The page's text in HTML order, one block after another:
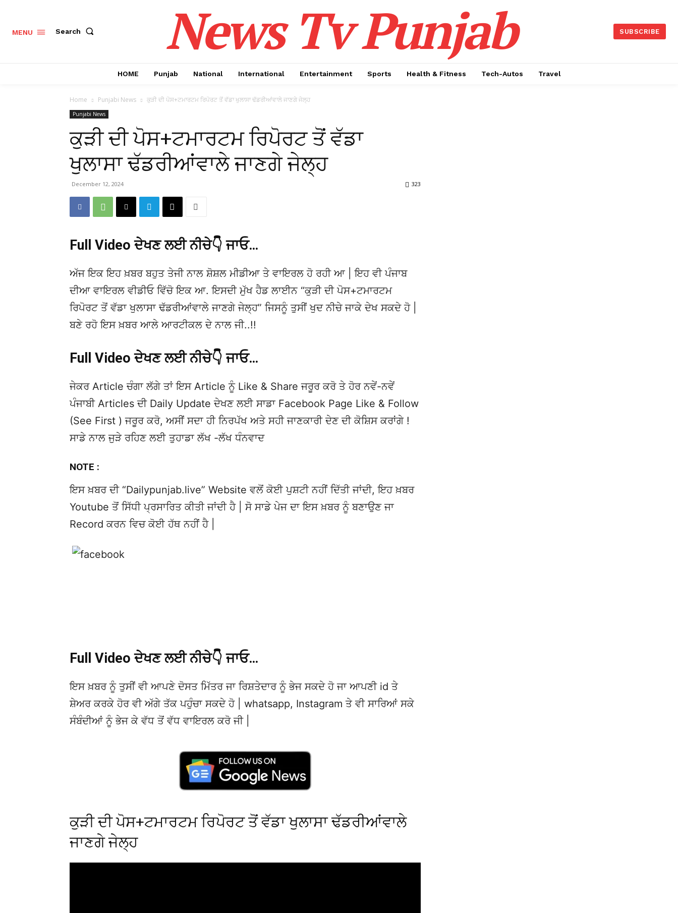
MENU Search News Tv Punjab SUBSCRIBE
HOME Punjab National International Entertainment Sports Health & Fitness Tech-Autos Travel
Home Punjabi News ਕੁੜੀ ਦੀ ਪੋਸ+ਟਮਾਰਟਮ ਰਿਪੋਰਟ ਤੋਂ ਵੱਡਾ ਖੁਲਾਸਾ ਢੱਡਰੀਆਂਵਾਲੇ ਜਾਣਗੇ ਜੇਲ੍ਹ
Punjabi News
ਕੁੜੀ ਦੀ ਪੋਸ+ਟਮਾਰਟਮ ਰਿਪੋਰਟ ਤੋਂ ਵੱਡਾ
ਖੁਲਾਸਾ ਢੱਡਰੀਆਂਵਾਲੇ ਜਾਣਗੇ ਜੇਲ੍ਹ
December 12, 2024 323
Full Video ਦੇਖਣ ਲਈ ਨੀਚੇ👇 ਜਾਓ…
ਅੱਜ ਇਕ ਇਹ ਖ਼ਬਰ ਬਹੁਤ ਤੇਜੀ ਨਾਲ ਸ਼ੋਸ਼ਲ ਮੀਡੀਆ ਤੇ ਵਾਇਰਲ ਹੋ ਰਹੀ ਆ | ਇਹ ਵੀ ਪੰਜਾਬ
ਦੀਆ ਵਾਇਰਲ ਵੀਡੀਓ ਵਿੱਚੋ ਇਕ ਆ. ਇਸਦੀ ਮੁੱਖ ਹੈਡ ਲਾਈਨ “ਕੁੜੀ ਦੀ ਪੋਸ+ਟਮਾਰਟਮ
ਰਿਪੋਰਟ ਤੋਂ ਵੱਡਾ ਖੁਲਾਸਾ ਢੱਡਰੀਆਂਵਾਲੇ ਜਾਣਗੇ ਜੇਲ੍ਹ” ਜਿਸਨੂੰ ਤੁਸੀਂ ਖੁਦ ਨੀਚੇ ਜਾਕੇ ਦੇਖ ਸਕਦੇ ਹੋ |
ਬਣੇ ਰਹੋ ਇਸ ਖ਼ਬਰ ਆਲੇ ਆਰਟੀਕਲ ਦੇ ਨਾਲ ਜੀ..!!
Full Video ਦੇਖਣ ਲਈ ਨੀਚੇ👇 ਜਾਓ…
ਜੇਕਰ Article ਚੰਗਾ ਲੱਗੇ ਤਾਂ ਇਸ Article ਨੂੰ Like & Share ਜਰੂਰ ਕਰੋ ਤੇ ਹੋਰ ਨਵੇਂ-ਨਵੇਂ
ਪੰਜਾਬੀ Articles ਦੀ Daily Update ਦੇਖਣ ਲਈ ਸਾਡਾ Facebook Page Like & Follow
(See First ) ਜਰੂਰ ਕਰੋ, ਅਸੀਂ ਸਦਾ ਹੀ ਨਿਰਪੱਖ ਅਤੇ ਸਹੀ ਜਾਣਕਾਰੀ ਦੇਣ ਦੀ ਕੋਸ਼ਿਸ ਕਰਾਂਗੇ !
ਸਾਡੇ ਨਾਲ ਜੁੜੇ ਰਹਿਣ ਲਈ ਤੁਹਾਡਾ ਲੱਖ -ਲੱਖ ਧੰਨਵਾਦ
NOTE :
ਇਸ ਖ਼ਬਰ ਦੀ “Dailypunjab.live” Website ਵਲੋਂ ਕੋਈ ਪੁਸ਼ਟੀ ਨਹੀਂ ਦਿੱਤੀ ਜਾਂਦੀ, ਇਹ ਖ਼ਬਰ
Youtube ਤੋਂ ਸਿੱਧੀ ਪ੍ਰਸਾਰਿਤ ਕੀਤੀ ਜਾਂਦੀ ਹੈ | ਸੋ ਸਾਡੇ ਪੇਜ ਦਾ ਇਸ ਖ਼ਬਰ ਨੂੰ ਬਣਾਉਣ ਜਾ
Record ਕਰਨ ਵਿਚ ਕੋਈ ਹੱਥ ਨਹੀਂ ਹੈ |
Full Video ਦੇਖਣ ਲਈ ਨੀਚੇ👇 ਜਾਓ…
ਇਸ ਖ਼ਬਰ ਨੂੰ ਤੁਸੀਂ ਵੀ ਆਪਣੇ ਦੋਸਤ ਮਿੱਤਰ ਜਾ ਰਿਸ਼ਤੇਦਾਰ ਨੂੰ ਭੇਜ ਸਕਦੇ ਹੋ ਜਾ ਆਪਣੀ id ਤੇ
ਸ਼ੇਅਰ ਕਰਕੇ ਹੋਰ ਵੀ ਅੱਗੇ ਤੱਕ ਪਹੁੰਚਾ ਸਕਦੇ ਹੋ | whatsapp, Instagram ਤੇ ਵੀ ਸਾਰਿਆਂ ਸਕੇ
ਸੰਬੰਦੀਆਂ ਨੂੰ ਭੇਜ ਕੇ ਵੱਧ ਤੋਂ ਵੱਧ ਵਾਇਰਲ ਕਰੋ ਜੀ |
ਕੁੜੀ ਦੀ ਪੋਸ+ਟਮਾਰਟਮ ਰਿਪੋਰਟ ਤੋਂ ਵੱਡਾ ਖੁਲਾਸਾ ਢੱਡਰੀਆਂਵਾਲੇ
ਜਾਣਗੇ ਜੇਲ੍ਹ